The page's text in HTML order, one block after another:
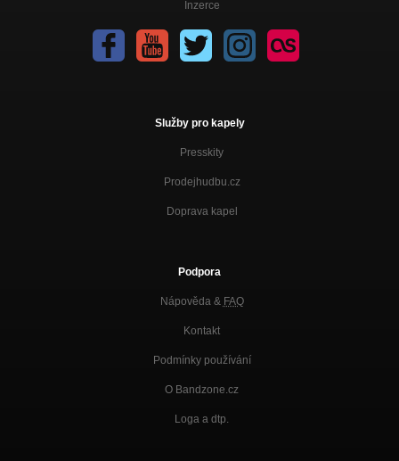
Inzerce
Služby pro kapely
Presskity
Prodejhudbu.cz
Doprava kapel
Podpora
Nápověda & FAQ
Kontakt
Podmínky používání
O Bandzone.cz
Loga a dtp.